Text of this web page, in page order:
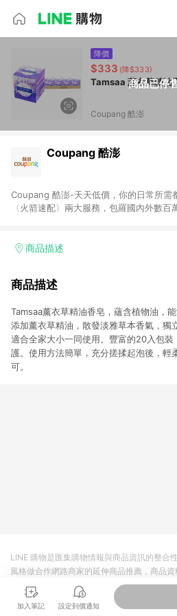
商品已停
降價
$333 (降$333)
Coupang 酷澎
Coupang 酷澎
Coupang 酷澎-天天低價，你的日常所需
〈火箭速配〉兩大服務，包羅國內外數百
加入WOW會員告別湊免運，火箭速配、
商品描述
商品描述
Tamsaa薰衣草精油香皂，蘊含植物油，
添加薰衣草精油，散發淡雅草本香氣，獨
適合全家大小一同使用。豐富的20入包
護。使用方法簡單，充分搓揉起泡後，輕
可。
加入筆記 設定到價通知
LINE 購物是匯集購物情報與商品資訊的整合
風格做合作網路商家的延伸商品推薦，商品
商品至各合作網路商家，確認現售價與購物
準。